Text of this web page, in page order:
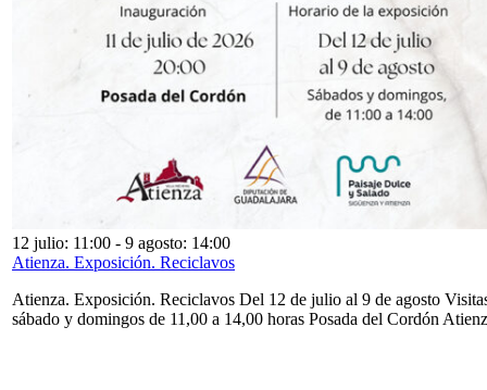
12 julio: 11:00 - 9 agosto: 14:00
Atienza. Exposición. Reciclavos
Atienza. Exposición. Reciclavos Del 12 de julio al 9 de agosto
sábado y domingos de 11,00 a 14,00 horas Posada del Cordón